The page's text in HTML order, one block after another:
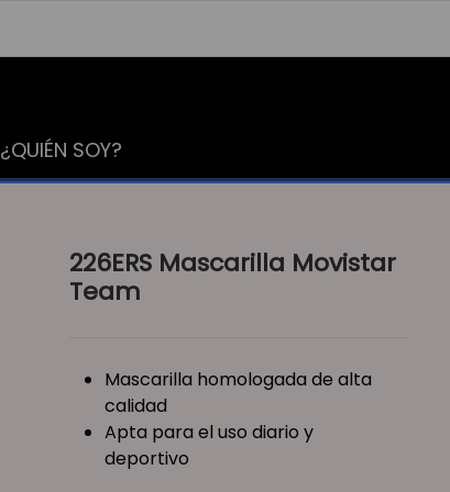
¿QUIÉN SOY?
226ERS Mascarilla Movistar
Team
Mascarilla homologada de alta
calidad
Apta para el uso diario y
deportivo